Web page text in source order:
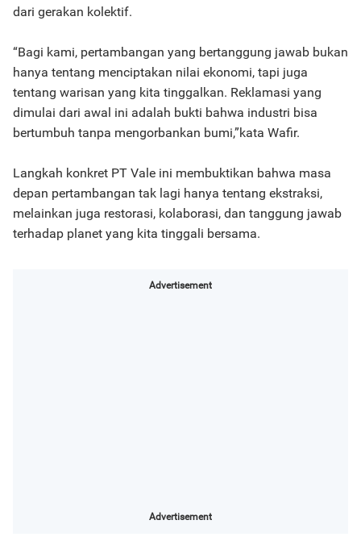
dari gerakan kolektif.
“Bagi kami, pertambangan yang bertanggung jawab bukan
hanya tentang menciptakan nilai ekonomi, tapi juga
tentang warisan yang kita tinggalkan. Reklamasi yang
dimulai dari awal ini adalah bukti bahwa industri bisa
bertumbuh tanpa mengorbankan bumi,”kata Wafir.
Langkah konkret PT Vale ini membuktikan bahwa masa
depan pertambangan tak lagi hanya tentang ekstraksi,
melainkan juga restorasi, kolaborasi, dan tanggung jawab
terhadap planet yang kita tinggali bersama.
Advertisement
Advertisement